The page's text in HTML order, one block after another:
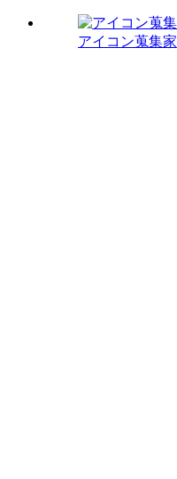
アイコン蒐集家